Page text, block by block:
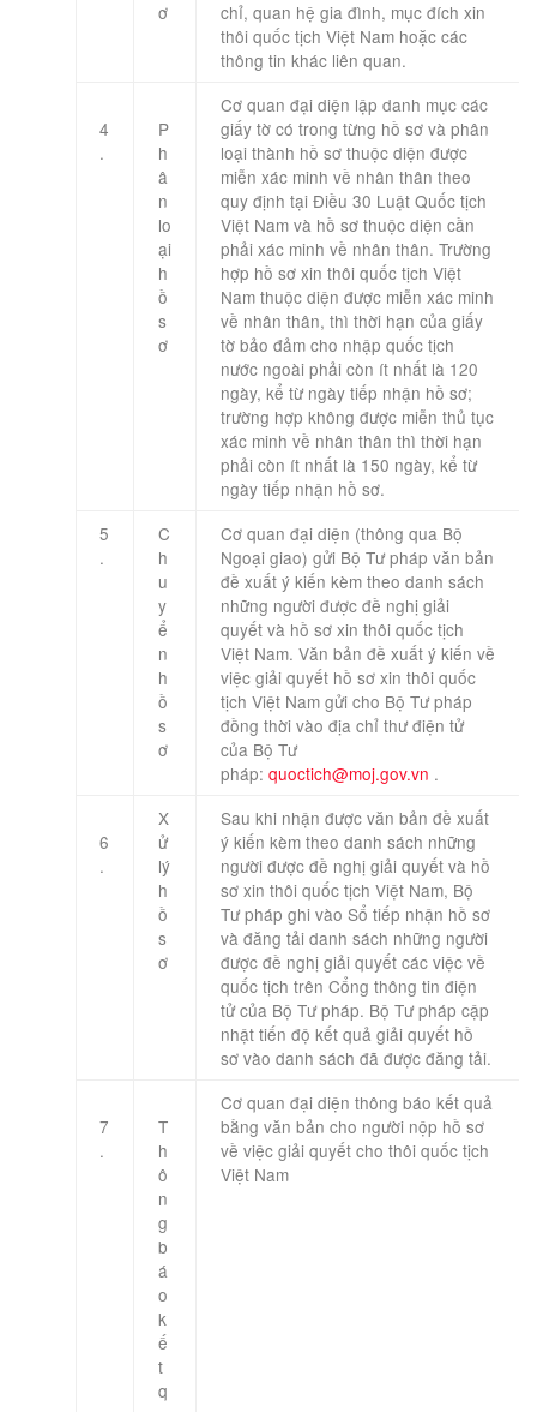
ơ
chỉ, quan hệ gia đình, mục đích xin
thôi quốc tịch Việt Nam hoặc các
thông tin khác liên quan.
4
.
P
h
â
n
lo
ại
h
ồ
s
ơ
Cơ quan đại diện lập danh mục các
giấy tờ có trong từng hồ sơ và phân
loại thành hồ sơ thuộc diện được
miễn xác minh về nhân thân theo
quy định tại Điều 30 Luật Quốc tịch
Việt Nam và hồ sơ thuộc diện cần
phải xác minh về nhân thân. Trường
hợp hồ sơ xin thôi quốc tịch Việt
Nam thuộc diện được miễn xác minh
về nhân thân, thì thời hạn của giấy
tờ bảo đảm cho nhập quốc tịch
nước ngoài phải còn ít nhất là 120
ngày, kể từ ngày tiếp nhận hồ sơ;
trường hợp không được miễn thủ tục
xác minh về nhân thân thì thời hạn
phải còn ít nhất là 150 ngày, kể từ
ngày tiếp nhận hồ sơ.
5
.
C
h
u
y
ể
n
h
ồ
s
ơ
Cơ quan đại diện (thông qua Bộ
Ngoại giao) gửi Bộ Tư pháp văn bản
đề xuất ý kiến kèm theo danh sách
những người được đề nghị giải
quyết và hồ sơ xin thôi quốc tịch
Việt Nam. Văn bản đề xuất ý kiến về
việc giải quyết hồ sơ xin thôi quốc
tịch Việt Nam gửi cho Bộ Tư pháp
đồng thời vào địa chỉ thư điện tử
của Bộ Tư
pháp: quoctich@moj.gov.vn .
6
.
X
ử
lý
h
ồ
s
ơ
​Sau khi nhận được văn bản đề xuất
ý kiến kèm theo danh sách những
người được đề nghị giải quyết và hồ
sơ xin thôi quốc tịch Việt Nam, Bộ
Tư pháp ghi vào Sổ tiếp nhận hồ sơ
và đăng tải danh sách những người
được đề nghị giải quyết các việc về
quốc tịch trên Cổng thông tin điện
tử của Bộ Tư pháp. Bộ Tư pháp cập
nhật tiến độ kết quả giải quyết hồ
sơ vào danh sách đã được đăng tải.
7
.
T
h
ô
n
g
b
á
o
k
ế
t
q
​Cơ quan đại diện thông báo kết quả
bằng văn bản cho người nộp hồ sơ
về việc giải quyết cho thôi quốc tịch
Việt Nam